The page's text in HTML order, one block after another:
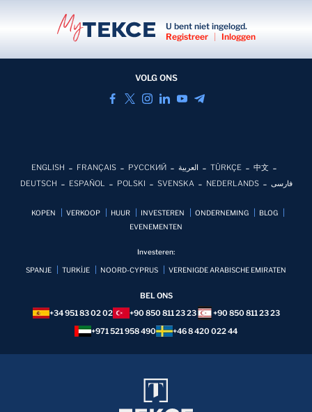
U bent niet ingelogd.
Registreer
Inloggen
VOLG ONS
ENGLISH FRANÇAIS РУССКИЙ العربية TÜRKÇE
中文
DEUTSCH
ESPAÑOL POLSKI SVENSKA NEDERLANDS فارسی
KOPEN VERKOOP HUUR INVESTEREN ONDERNEMING
BLOG
EVENEMENTEN
Investeren:
SPANJE TURKİJE NOORD-CYPRUS VERENIGDE ARABISCHE EMIRATEN
BEL ONS
+34 951 83 02 02
+90 850 811 23 23
+90 850 811 23 23
+971 521 958 490
+46 8 420 022 44